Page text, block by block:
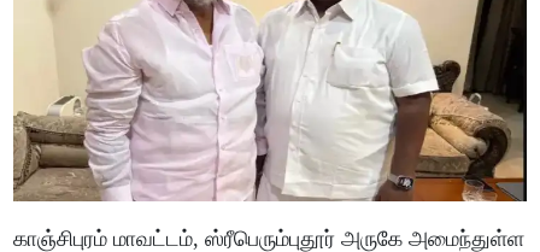
காஞ்சிபுரம் மாவட்டம், ஸ்ரீபெரும்புதூர் அருகே அமைந்துள்ள